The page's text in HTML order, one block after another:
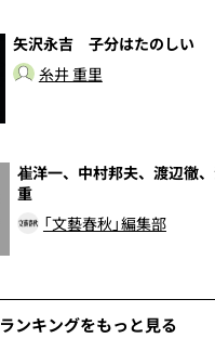
矢沢永吉 子分はたのしい
糸井 重里
崔洋一、中村邦夫、渡辺徹
重
「文藝春秋」編集部
ランキングをもっと見る